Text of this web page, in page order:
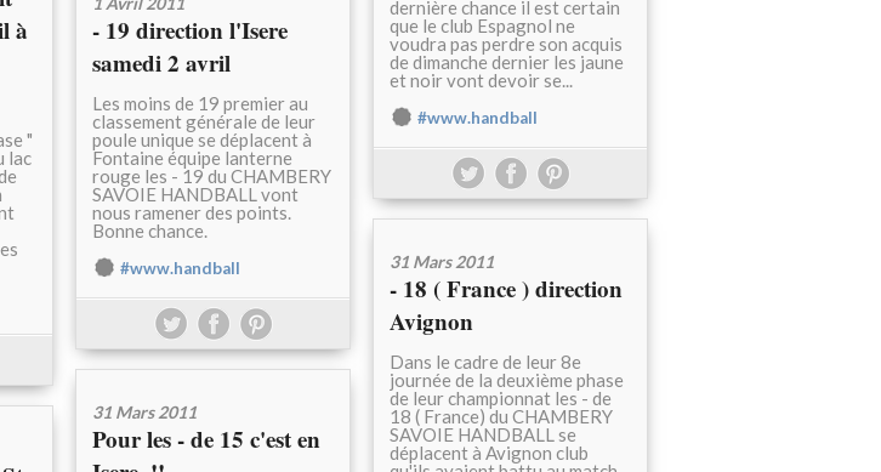
dernière chance il est certain
que le club Espagnol ne
voudra pas perdre son acquis
de dimanche dernier les jaune
et noir vont devoir se...
#www.handball
à
"
lac
- 19 direction l'Isere
samedi 2 avril
Les moins de 19 premier au
classement générale de leur
poule unique se déplacent à
Fontaine équipe lanterne
rouge les - 19 du CHAMBERY
SAVOIE HANDBALL vont
nous ramener des points.
Bonne chance.
#www.handball 31 Mars 2011
- 18 ( France ) direction
Avignon
Dans le cadre de leur 8e
journée de la deuxième phase
de leur championnat les - de
18 ( France) du CHAMBERY
SAVOIE HANDBALL se
déplacent à Avignon club
31 Mars 2011
Pour les - de 15 c'est en